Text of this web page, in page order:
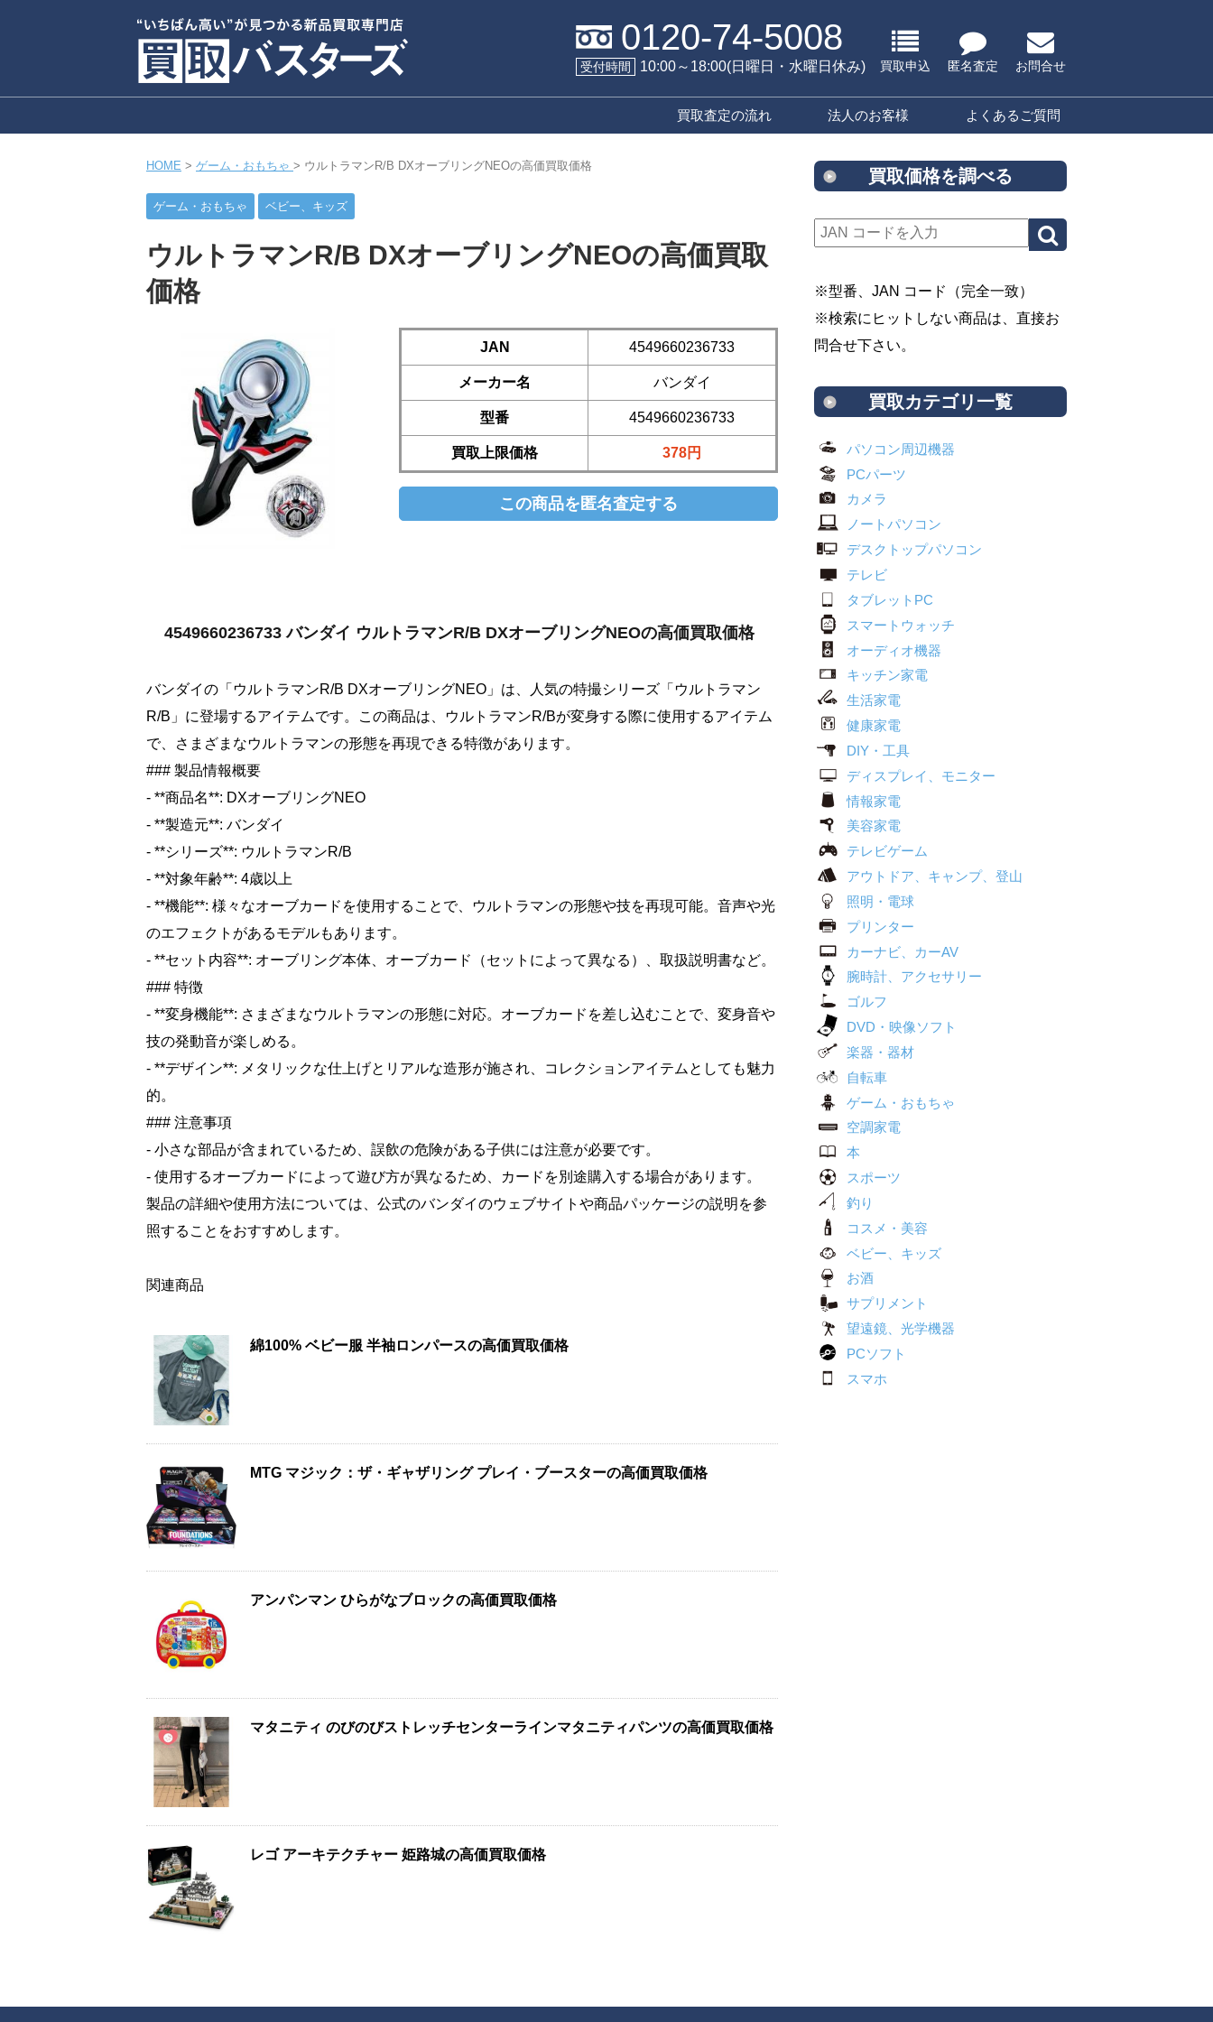
0120-74-5008
受付時間 10:00～18:00(日曜日・水曜日休み) 買取申込 匿名査定 お問合せ
買取査定の流れ 法人のお客様 よくあるご質問
HOME > ゲーム・おもちゃ > ウルトラマンR/B DXオーブリングNEOの高価買取価格
ゲーム・おもちゃ ベビー、キッズ
ウルトラマンR/B DXオーブリングNEOの高価買取
価格
JAN 4549660236733
メーカー名 バンダイ
型番 4549660236733
買取上限価格 378円
4549660236733 バンダイ ウルトラマンR/B DXオーブリングNEOの高価買取価格
バンダイの「ウルトラマンR/B DXオーブリングNEO」は、人気の特撮シリーズ「ウルトラマン
R/B」に登場するアイテムです。この商品は、ウルトラマンR/Bが変身する際に使用するアイテム
で、さまざまなウルトラマンの形態を再現できる特徴があります。
### 製品情報概要
- **商品名**: DXオーブリングNEO
- **製造元**: バンダイ
- **シリーズ**: ウルトラマンR/B
- **対象年齢**: 4歳以上
- **機能**: 様々なオーブカードを使用することで、ウルトラマンの形態や技を再現可能。音声や光
のエフェクトがあるモデルもあります。
- **セット内容**: オーブリング本体、オーブカード（セットによって異なる）、取扱説明書など。
### 特徴
- **変身機能**: さまざまなウルトラマンの形態に対応。オーブカードを差し込むことで、変身音や
技の発動音が楽しめる。
- **デザイン**: メタリックな仕上げとリアルな造形が施され、コレクションアイテムとしても魅力
的。
### 注意事項
- 小さな部品が含まれているため、誤飲の危険がある子供には注意が必要です。
- 使用するオーブカードによって遊び方が異なるため、カードを別途購入する場合があります。
製品の詳細や使用方法については、公式のバンダイのウェブサイトや商品パッケージの説明を参
照することをおすすめします。
関連商品
綿100% ベビー服 半袖ロンパースの高価買取価格
MTG マジック：ザ・ギャザリング プレイ・ブースターの高価買取価格
アンパンマン ひらがなブロックの高価買取価格
マタニティ のびのびストレッチセンターラインマタニティパンツの高価買取価格
レゴ アーキテクチャー 姫路城の高価買取価格
買取価格を調べる
※型番、JAN コード（完全一致）
※検索にヒットしない商品は、直接お
問合せ下さい。
買取カテゴリ一覧
パソコン周辺機器
PCパーツ
カメラ
ノートパソコン
デスクトップパソコン
テレビ
タブレットPC
スマートウォッチ
オーディオ機器
キッチン家電
生活家電
健康家電
DIY・工具
ディスプレイ、モニター
情報家電
美容家電
テレビゲーム
アウトドア、キャンプ、登山
照明・電球
プリンター
カーナビ、カーAV
腕時計、アクセサリー
ゴルフ
DVD・映像ソフト
楽器・器材
自転車
ゲーム・おもちゃ
空調家電
本
スポーツ
釣り
コスメ・美容
ベビー、キッズ
お酒
サプリメント
望遠鏡、光学機器
PCソフト
スマホ